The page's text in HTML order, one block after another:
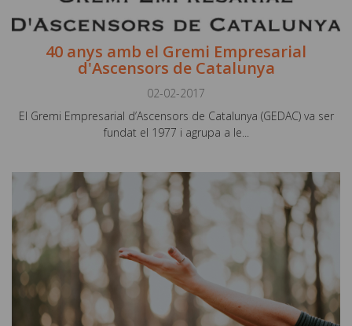
40 anys amb el Gremi Empresarial
d'Ascensors de Catalunya
02-02-2017
El Gremi Empresarial d’Ascensors de Catalunya (GEDAC) va ser
fundat el 1977 i agrupa a le...